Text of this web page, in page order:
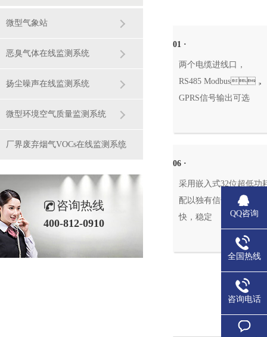
微型气象站
恶臭气体在线监测系统
扬尘噪声在线监测系统
微型环境空气质量监测系统
厂界废弃烟气VOCs在线监测系统
咨询热线
400-812-0910
01 ·
两个电缆进线口，
RS485 Modbus，
GPRS信号输出可选
06 ·
采用嵌入式32位超低功耗
配以独有信号处理算法
快，稳定
QQ咨询
全国热线
咨询电话